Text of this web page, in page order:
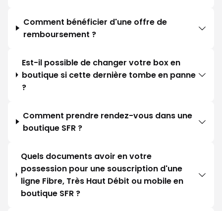
Comment bénéficier d'une offre de
remboursement ?
Est-il possible de changer votre box en
boutique si cette dernière tombe en panne
?
Comment prendre rendez-vous dans une
boutique SFR ?
Quels documents avoir en votre
possession pour une souscription d'une
ligne Fibre, Très Haut Débit ou mobile en
boutique SFR ?